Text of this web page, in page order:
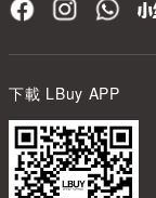
下載 LBuy APP